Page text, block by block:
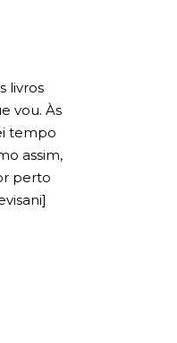
livros
vou. Às
tempo
assim,
perto